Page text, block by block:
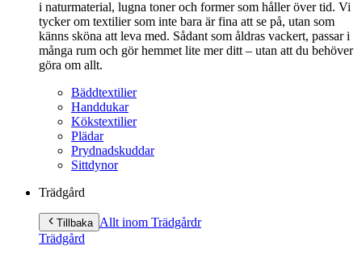
i naturmaterial, lugna toner och former som håller över tid. Vi
tycker om textilier som inte bara är fina att se på, utan som
känns sköna att leva med. Sådant som åldras vackert, passar i
många rum och gör hemmet lite mer ditt – utan att du behöver
göra om allt.
Bäddtextilier
Handdukar
Kökstextilier
Plädar
Prydnadskuddar
Sittdynor
Trädgård
Tillbaka Allt inom Trädgårdr
Trädgård